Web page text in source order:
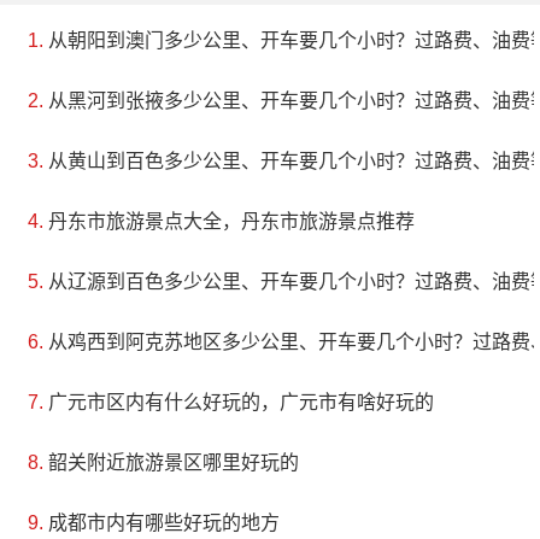
从朝阳到澳门多少公里、开车要几个小时？过路费、油费
从黑河到张掖多少公里、开车要几个小时？过路费、油费
从黄山到百色多少公里、开车要几个小时？过路费、油费
丹东市旅游景点大全，丹东市旅游景点推荐
从辽源到百色多少公里、开车要几个小时？过路费、油费
从鸡西到阿克苏地区多少公里、开车要几个小时？过路费
广元市区内有什么好玩的，广元市有啥好玩的
韶关附近旅游景区哪里好玩的
成都市内有哪些好玩的地方